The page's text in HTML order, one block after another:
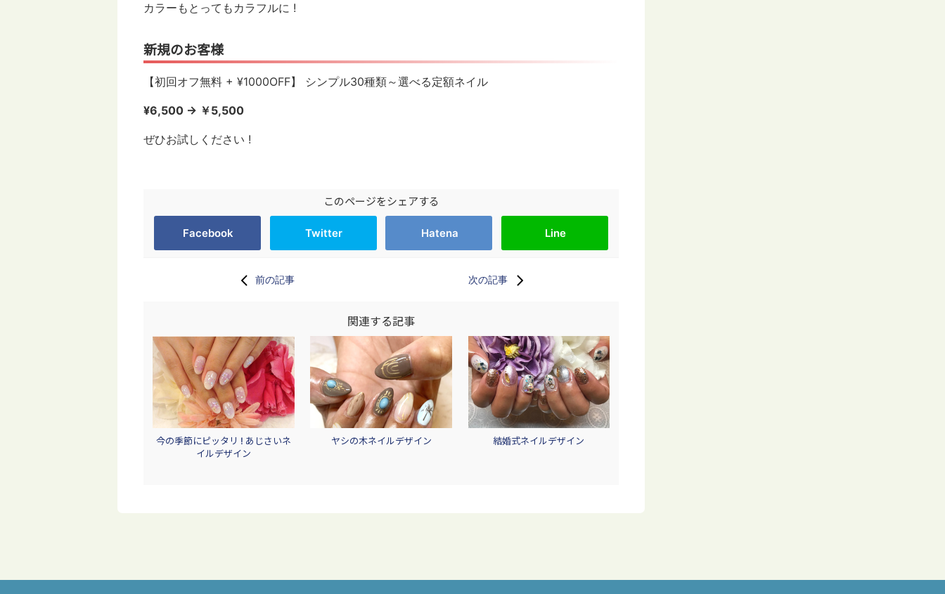
カラーもとってもカラフルに !
新規のお客様
【初回オフ無料 + ¥1000OFF】 シンプル30種類～選べる定額ネイル
¥6,500 → ￥5,500
ぜひお試しください !
このページをシェアする
Facebook Twitter Hatena Line
前の記事 次の記事
関連する記事
今の季節にピッタリ ! あじさいネ
イルデザイン
ヤシの木ネイルデザイン 結婚式ネイルデザイン